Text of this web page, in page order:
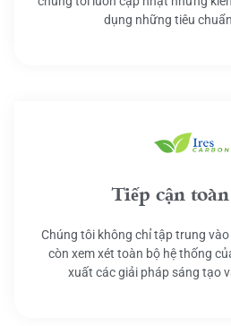
dụng những tiêu
Tiếp cận
Chúng tôi không chỉ tập trung
còn xem xét toàn bộ hệ thống
xuất các giải pháp sáng tạo